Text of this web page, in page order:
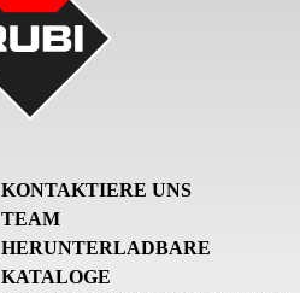
KONTAKTIERE UNS
TEAM
HERUNTERLADBARE
KATALOGE